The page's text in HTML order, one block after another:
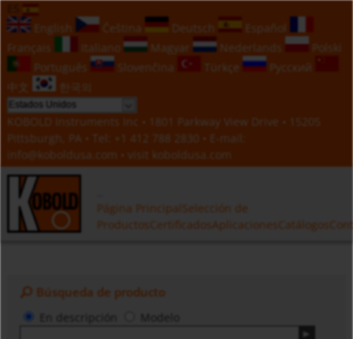
English
Čeština Deutsch
Español
Français
Italiano Magyar Nederlands
Polski
Português
Slovenčina Türkçe
Русский
中文
한국의
KOBOLD Instruments Inc • 1801 Parkway View Drive • 15205
Pittsburgh, PA • Tel:
+1 412 788 2830 • E-mail:
info@koboldusa.com • visit koboldusa.com
Página Principal Selección de
Productos CertificadosAplicaciones Catálogos
Búsqueda de producto
Modelo